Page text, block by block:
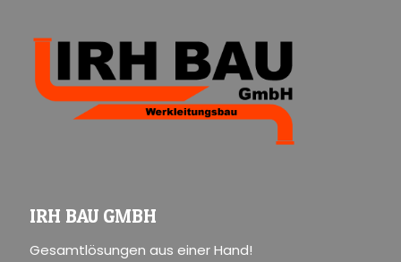
IRH BAU GMBH
Gesamtlösungen aus einer Hand!